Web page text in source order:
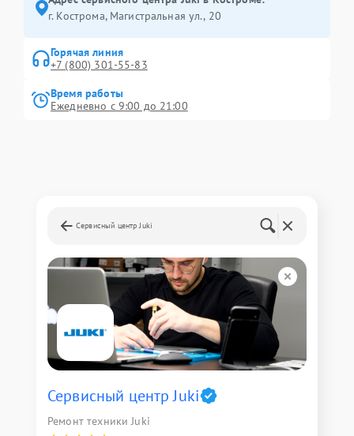
г. Кострома, Магистральная ул., 20
Горячая линия
+7 (800) 301-55-83
Время работы
Ежедневно с 9:00 до 21:00
Сервисный центр Juki
Сервисный центр Juki
Ремонт техники Juki